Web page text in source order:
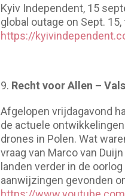
Kyiv Independent, 15
global outage on Sept.
https://
Recht voor Allen –
Afgelopen vrijdagavond
de actuele
drones in Polen. Wat
vraag van Marco van
landen verder in de
aanwijzingen gevonden